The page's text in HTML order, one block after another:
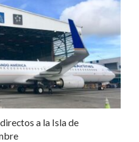
a la Isla de